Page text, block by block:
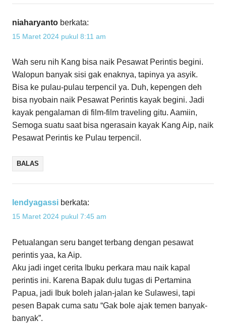
niaharyanto berkata:
15 Maret 2024 pukul 8:11 am
Wah seru nih Kang bisa naik Pesawat Perintis begini.
Walopun banyak sisi gak enaknya, tapinya ya asyik.
Bisa ke pulau-pulau terpencil ya. Duh, kepengen deh
bisa nyobain naik Pesawat Perintis kayak begini. Jadi
kayak pengalaman di film-film traveling gitu. Aamiin,
Semoga suatu saat bisa ngerasain kayak Kang Aip, naik
Pesawat Perintis ke Pulau terpencil.
BALAS
lendyagassi berkata:
15 Maret 2024 pukul 7:45 am
Petualangan seru banget terbang dengan pesawat
perintis yaa, ka Aip.
Aku jadi inget cerita Ibuku perkara mau naik kapal
perintis ini. Karena Bapak dulu tugas di Pertamina
Papua, jadi Ibuk boleh jalan-jalan ke Sulawesi, tapi
pesen Bapak cuma satu “Gak bole ajak temen banyak-
banyak”.